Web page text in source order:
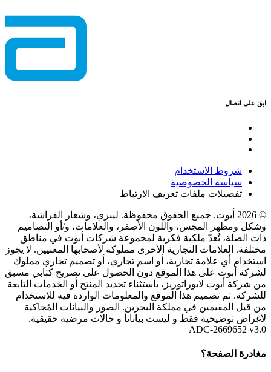
ابقَ على اتصال
شروط الاستخدام
سياسة الخصوصية
تفضيلات ملفات تعريف الارتباط
© 2026 أبوت. جميع الحقوق محفوظة. ليبري، وشعار الفراشة،
وشكل ومظهر المجس، واللون الأصفر، والعلامات، و/أو التصاميم
ذات الصلة، تُعدّ ملكية فكرية لمجموعة شركات أبوت في مناطق
مختلفة. العلامات التجارية الأخرى مملوكة لأصحابها المعنيين. لا يجوز
استخدام أي علامة تجارية، أو اسم تجاري، أو تصميم تجاري مملوك
لشركة أبوت على هذا الموقع دون الحصول على تصريح كتابي مسبق
من شركة أبوت لابوراتوريز، باستثناء تحديد المنتج أو الخدمات التابعة
للشركة. تم تصميم هذا الموقع والمعلومات الواردة فيه للاستخدام
من قبل المقيمين في مملكة البحرين. الصور والبيانات المُحاكية
لأغراض توضيحية فقط و ليست بياناتأ و حالات مرضية حقيقية.
ADC-2669652 v3.0
مغادرة الصفحة؟